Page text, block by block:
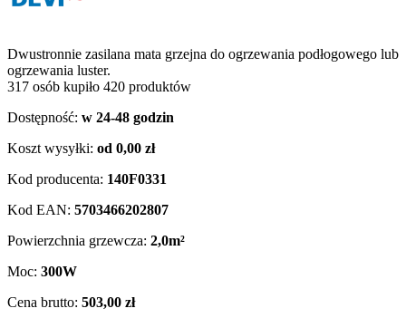
Dwustronnie zasilana mata grzejna do ogrzewania podłogowego lub
ogrzewania luster.
317 osób kupiło 420 produktów
Dostępność: w 24-48 godzin
Koszt wysyłki: od 0,00 zł
Kod producenta: 140F0331
Kod EAN: 5703466202807
Powierzchnia grzewcza: 2,0m²
Moc: 300W
Cena brutto: 503,00 zł